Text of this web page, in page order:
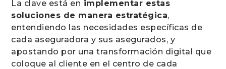
La clave está en implementar estas
soluciones de manera estratégica,
entendiendo las necesidades específicas de
cada aseguradora y sus asegurados, y
apostando por una transformación digital que
coloque al cliente en el centro de cada